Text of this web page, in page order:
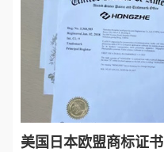
美国日本欧盟商标证书